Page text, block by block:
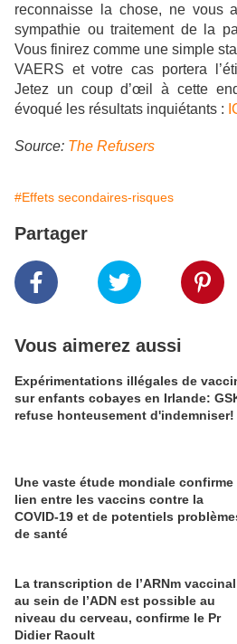
reconnaisse la chose, ne vous
sympathie ou traitement de la
Vous finirez comme une simple
VAERS et votre cas portera
Jetez un coup d’œil à cette
évoqué les résultats inquiétants :
Source: The Refusers
#Effets secondaires-risques
Partager
Vous aimerez aussi
Expérimentations illégales de
sur enfants cobayes en Irlande:
refuse honteusement d'indemniser!
Une vaste étude mondiale confirme
lien entre les vaccins contre la
COVID-19 et de potentiels
de santé
La transcription de l’ARNm vaccinal
au sein de l’ADN est possible au
niveau du cerveau, confirme le Pr
Didier Raoult